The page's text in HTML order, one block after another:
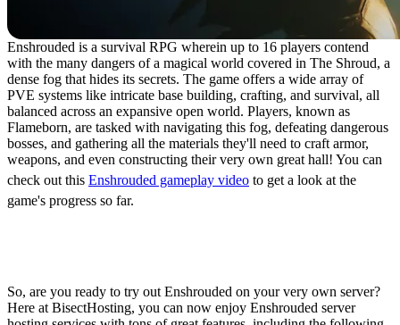
Enshrouded is a survival RPG wherein up to 16 players contend
with the many dangers of a magical world covered in The Shroud, a
dense fog that hides its secrets. The game offers a wide array of
PVE systems like intricate base building, crafting, and survival, all
balanced across an expansive open world. Players, known as
Flameborn, are tasked with navigating this fog, defeating dangerous
bosses, and gathering all the materials they'll need to craft armor,
weapons, and even constructing their very own great hall! You can
check out this Enshrouded gameplay video to get a look at the
game's progress so far.
So, are you ready to try out Enshrouded on your very own server?
Here at BisectHosting, you can now enjoy Enshrouded server